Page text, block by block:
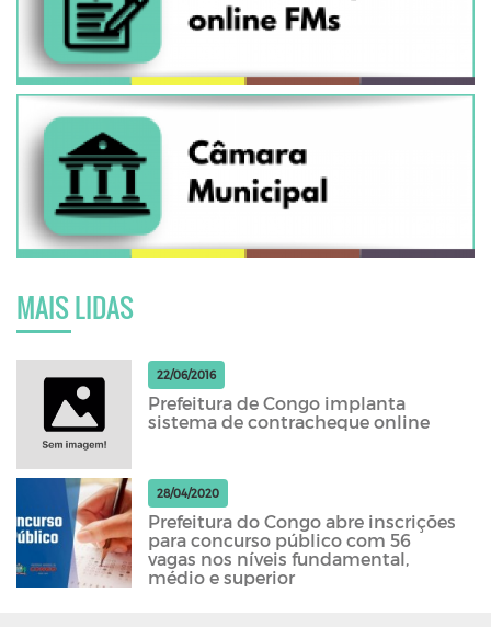
MAIS LIDAS
22/06/2016
Prefeitura de Congo implanta
sistema de contracheque online
28/04/2020
Prefeitura do Congo abre inscrições
para concurso público com 56
vagas nos níveis fundamental,
médio e superior